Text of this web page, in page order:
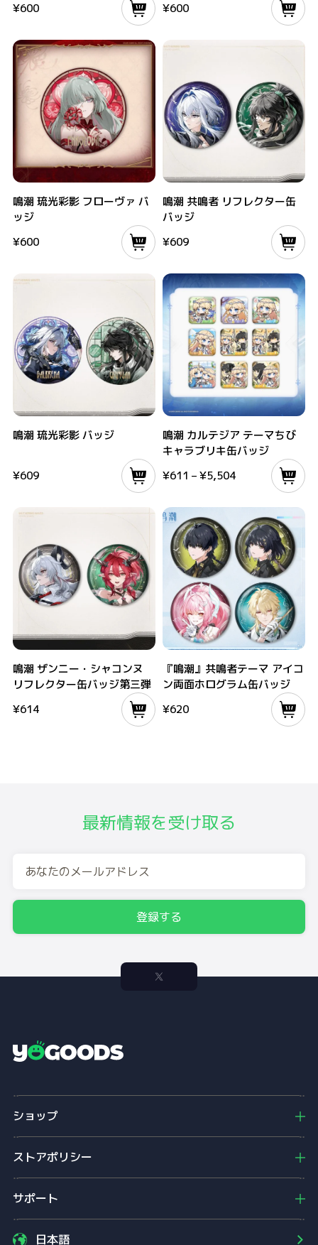
¥600
¥600
鳴潮 琉光彩影 フローヴァ バ
ッジ
¥600
鳴潮 共鳴者 リフレクター缶
バッジ
¥609
鳴潮 琉光彩影 バッジ
¥609
鳴潮 カルテジア テーマちび
キャラブリキ缶バッジ
¥611 –¥5,504
鳴潮 ザンニー・シャコンヌ
リフレクター缶バッジ第三弾
¥614
『鳴潮』共鳴者テーマ アイコ
ン両面ホログラム缶バッジ
¥620
最新情報を受け取る
登録する
g
oショップ
ストアポリシー
サポート
日本語